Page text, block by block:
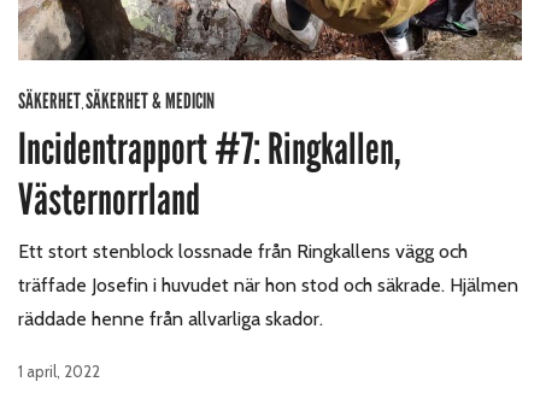
SÄKERHET,SÄKERHET & MEDICIN
Incidentrapport #7: Ringkallen,
Västernorrland
Ett stort stenblock lossnade från Ringkallens vägg och
träffade Josefin i huvudet när hon stod och säkrade. Hjälmen
räddade henne från allvarliga skador.
1 april, 2022